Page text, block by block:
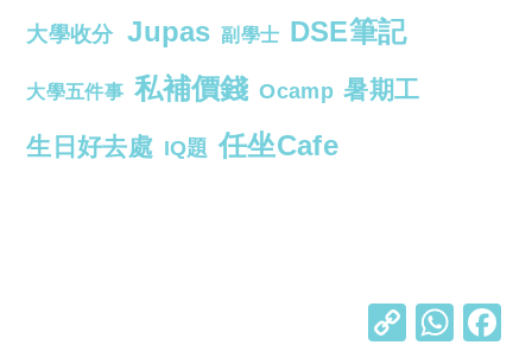
大學收分 Jupas 副學士 DSE筆記
大學五件事 私補價錢 Ocamp 暑期工
生日好去處 IQ題 任坐Cafe
C W